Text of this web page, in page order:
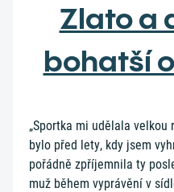
Zlato a
bohatší
„Sportka mi udělala
bylo před lety, kdy jsem
pořádně zpříjemnila ty
muž během vyprávění v